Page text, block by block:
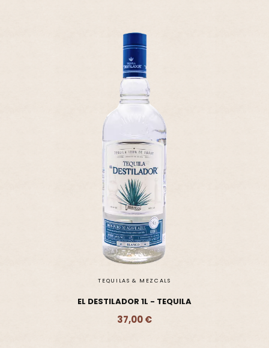
TEQUILAS & MEZCALS
EL DESTILADOR 1L - TEQUILA
37,00 €
Ajouter - 37,00 €